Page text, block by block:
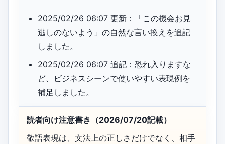
2025/02/26 06:07 更新：「この機会お見
逃しのないよう」の自然な言い換えを追記
しました。
2025/02/26 06:07 追記：恐れ入りますな
ど、ビジネスシーンで使いやすい表現例を
補足しました。
読者向け注意書き（2026/07/20記載）
敬語表現は、文法上の正しさだけでなく、相手